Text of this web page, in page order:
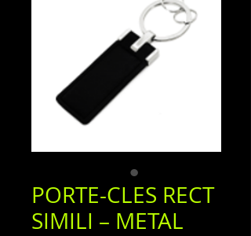
PORTE-CLES RECT
SIMILI – METAL